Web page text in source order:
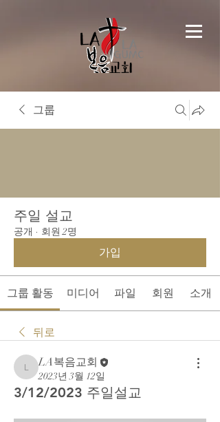
그룹
주일 설교
공개 · 회원 2명
가입
그룹 활동 미디어 파일 회원 소개
뒤로
LA복음교회
LA복음교회
2023년 3월 12일
3/12/2023 주일설교